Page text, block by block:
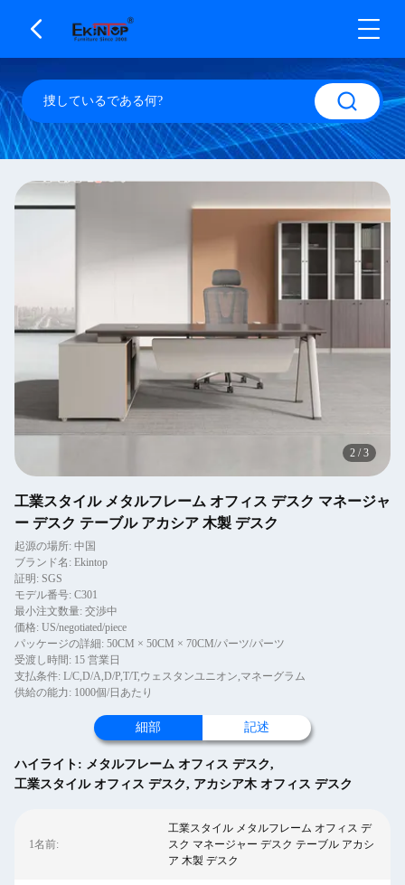
2 /3
工業スタイル メタルフレーム オフィス デスク マネージャ
ー デスク テーブル アカシア 木製 デスク
起源の場所: 中国
ブランド名: Ekintop
証明: SGS
モデル番号: C301
最小注文数量: 交渉中
価格: US/negotiated/piece
パッケージの詳細: 50CM × 50CM × 70CM/パーツ/パーツ
受渡し時間: 15 営業日
支払条件: L/C,D/A,D/P,T/T,ウェスタンユニオン,マネーグラム
供給の能力: 1000個/日あたり
細部 記述
ハイライト: メタルフレーム オフィス デスク,
工業スタイル オフィス デスク, アカシア木 オフィス デスク
1名前:
工業スタイル メタルフレーム オフィス デ
スク マネージャー デスク テーブル アカシ
ア 木製 デスク